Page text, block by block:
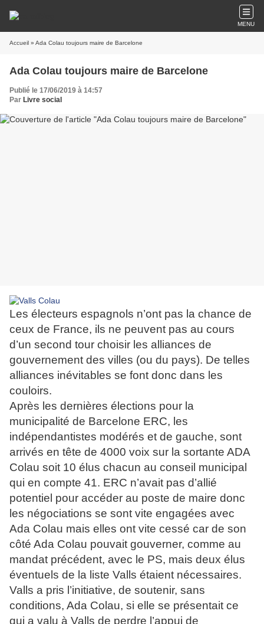
MENU
Accueil » Ada Colau toujours maire de Barcelone
Ada Colau toujours maire de Barcelone
Publié le 17/06/2019 à 14:57
Par Livre social
Les électeurs espagnols n’ont pas la chance de
ceux de France, ils ne peuvent pas au cours
d’un second tour choisir les alliances de
gouvernement des villes (ou du pays). De telles
alliances inévitables se font donc dans les
couloirs.
Après les dernières élections pour la
municipalité de Barcelone ERC, les
indépendantistes modérés et de gauche, sont
arrivés en tête de 4000 voix sur la sortante ADA
Colau soit 10 élus chacun au conseil municipal
qui en compte 41. ERC n’avait pas d’allié
potentiel pour accéder au poste de maire donc
les négociations se sont vite engagées avec
Ada Colau mais elles ont vite cessé car de son
côté Ada Colau pouvait gouverner, comme au
mandat précédent, avec le PS, mais deux élus
éventuels de la liste Valls étaient nécessaires.
Valls a pris l’initiative, de soutenir, sans
conditions, Ada Colau, si elle se présentait ce
qui a valu à Valls de perdre l’appui de